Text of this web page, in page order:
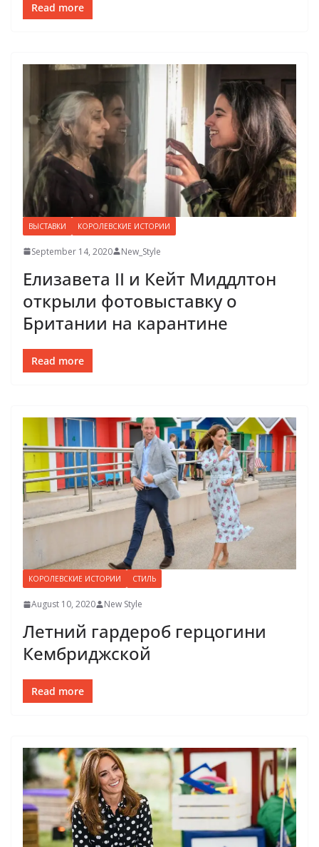
Read more
ВЫСТАВКИ КОРОЛЕВСКИЕ ИСТОРИИ
September 14, 2020 New_Style
Елизавета II и Кейт Миддлтон
открыли фотовыставку о
Британии на карантине
Read more
КОРОЛЕВСКИЕ ИСТОРИИ СТИЛЬ
August 10, 2020 New Style
Летний гардероб герцогини
Кембриджской
Read more